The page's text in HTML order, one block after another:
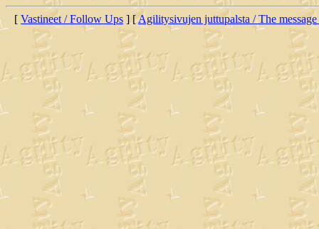
[ Vastineet / Follow Ups ] [Agilitysivujen juttupalsta / The